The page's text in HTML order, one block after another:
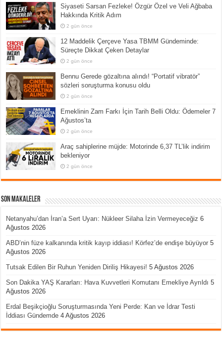
Siyaseti Sarsan Fezleke! Özgür Özel ve Veli Ağbaba
Hakkında Kritik Adım
2 gün önce
12 Maddelik Çerçeve Yasa TBMM Gündeminde:
Süreçte Dikkat Çeken Detaylar
2 gün önce
Bennu Gerede gözaltına alındı! “Portatif vibratör”
sözleri soruşturma konusu oldu
2 gün önce
Emeklinin Zam Farkı İçin Tarih Belli Oldu: Ödemeler 7
Ağustos’ta
2 gün önce
Araç sahiplerine müjde: Motorinde 6,37 TL’lik indirim
bekleniyor
2 gün önce
Son Makaleler
Netanyahu’dan İran’a Sert Uyarı: Nükleer Silaha İzin Vermeyeceğiz 6
Ağustos 2026
ABD’nin füze kalkanında kritik kayıp iddiası! Körfez’de endişe büyüyor 5
Ağustos 2026
Tutsak Edilen Bir Ruhun Yeniden Diriliş Hikayesi! 5 Ağustos 2026
Son Dakika YAŞ Kararları: Hava Kuvvetleri Komutanı Emekliye Ayrıldı 5
Ağustos 2026
Erdal Beşikçioğlu Soruşturmasında Yeni Perde: Kan ve İdrar Testi
İddiası Gündemde 4 Ağustos 2026